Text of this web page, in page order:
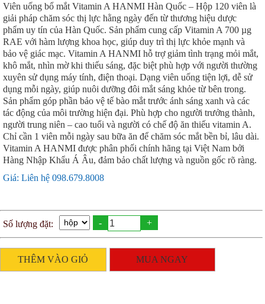
Viên uống bổ mắt Vitamin A HANMI Hàn Quốc – Hộp 120 viên là
giải pháp chăm sóc thị lực hằng ngày đến từ thương hiệu dược
phẩm uy tín của Hàn Quốc. Sản phẩm cung cấp Vitamin A 700 µg
RAE với hàm lượng khoa học, giúp duy trì thị lực khỏe mạnh và
bảo vệ giác mạc. Vitamin A HANMI hỗ trợ giảm tình trạng mỏi mắt,
khô mắt, nhìn mờ khi thiếu sáng, đặc biệt phù hợp với người thường
xuyên sử dụng máy tính, điện thoại. Dạng viên uống tiện lợi, dễ sử
dụng mỗi ngày, giúp nuôi dưỡng đôi mắt sáng khỏe từ bên trong.
Sản phẩm góp phần bảo vệ tế bào mắt trước ánh sáng xanh và các
tác động của môi trường hiện đại. Phù hợp cho người trưởng thành,
người trung niên – cao tuổi và người có chế độ ăn thiếu vitamin A.
Chỉ cần 1 viên mỗi ngày sau bữa ăn để chăm sóc mắt bền bỉ, lâu dài.
Vitamin A HANMI được phân phối chính hãng tại Việt Nam bởi
Hàng Nhập Khẩu Á Âu, đảm bảo chất lượng và nguồn gốc rõ ràng.
Giá: Liên hệ 098.679.8008
Số lượng đặt: - +
THÊM VÀO GIỎ MUA NGAY